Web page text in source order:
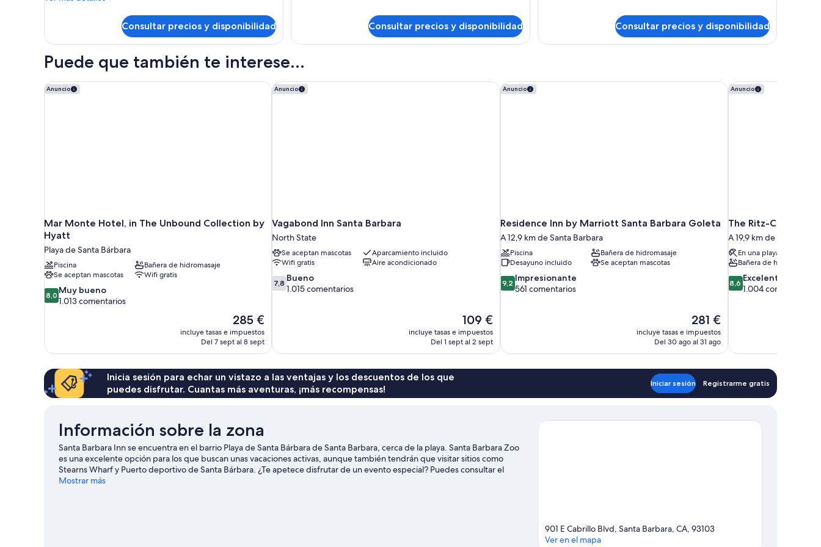
mar,
baja
1
de
grande,
vistas
Consultar precios y disponibilidad
matrimonio
grande,
al
parque
Consultar precios y disponibilidad
Ocean
Consultar precios y disponibilidad
Puede que también te interese...
Anuncio
Mar Monte Hotel, in The Unbound Collection by
Hyatt
Playa de Santa Bárbara
Piscina
Bañera de hidromasaje
Se aceptan mascotas
Wifi gratis
8.0
sobre
1.013 comentarios
8,0 Muy bueno
1.013 comentarios
El
precio
actual
285 €
285 €
incluye tasas e impuestos
Del 7 sept al 8 sept
Mar Monte Hotel, in The Unbound Collection by HyattAnuncio
Vagabond Inn Santa Barbara
North State
Se aceptan mascotas
Aparcamiento incluido
Wifi gratis
Aire acondicionado
7.8
sobre
7,8 Bueno
1.015 comentarios
El
precio
actual
109 €
109 €
incluye tasas e impuestos
Del 1 sept al 2 sept
Vagabond Inn Santa Barbara Anuncio
Residence Inn by Marriott Santa Barbara Goleta
A 12,9 km de Santa Barbara
Piscina
Bañera de hidromasaje
Desayuno incluido
Se aceptan mascotas
9.2
sobre
9,2 Impresionante
561 comentarios
El
precio
actual
281 €
281 €
incluye tasas e impuestos
Del 30 ago al 31 ago
Residence Inn by Marriott Santa Barbara Goleta Anuncio
The Ritz-Carlton
A 19,9 km de Santa
En una playa privada
Bañera de hidromasaje
8.6
sobre
8,6 Excelente
1.004 comentarios
The Ritz-Carlton
Inicia sesión para echar un vistazo a las ventajas y los descuentos de los que
puedes disfrutar. Cuantas más aventuras, ¡más recompensas!
Iniciar sesión Registrarme gratis
Información sobre la zona
Santa Barbara Inn se encuentra en el barrio Playa de Santa Bárbara de Santa Barbara, cerca de la playa. Santa Barbara Zoo
es una excelente opción para los que buscan unas vacaciones activas, aunque también tendrán que visitar sitios como
Stearns Wharf y Puerto deportivo de Santa Bárbara. ¿Te apetece disfrutar de un evento especial? Puedes consultar el
calendario de Santa Barbara Bowl o Área para ferias y exposiciones Earl Warren Showgrounds.
Mostrar más
901 E Cabrillo Blvd, Santa Barbara, CA, 93103
Ver en el mapa